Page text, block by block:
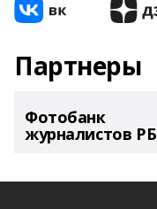
Партнеры
Фотобанк
журналистов РБ